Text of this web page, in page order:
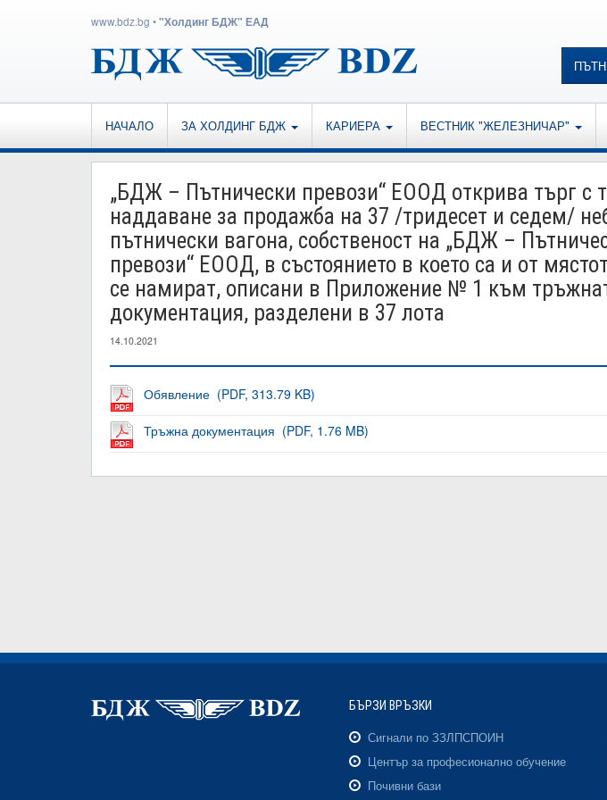
www.bdz.bg •"Холдинг БДЖ" ЕАД
НАЧАЛО ЗА ХОЛДИНГ БДЖ КАРИЕРА ВЕСТНИК "ЖЕЛЕЗНИЧАР"
„БДЖ – Пътнически превози“ ЕООД открива търг с
наддаване за продажба на 37 /тридесет и седем/
пътнически вагона, собственост на „БДЖ –
превози“ ЕООД, в състоянието в което са и от
се намират, описани в Приложение № 1 към
документация, разделени в 37 лота
14.10.2021
Обявление (PDF, 313.79 KB)
Тръжна документация (PDF, 1.76 MB)
БЪРЗИ ВРЪЗКИ
Сигнали по ЗЗЛПСПОИН
Център за професионално обучение
Почивни бази